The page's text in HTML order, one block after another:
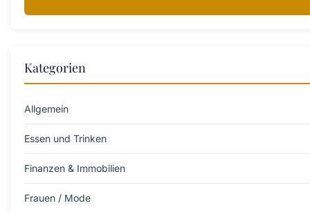
Kategorien
Allgemein
Essen und Trinken
Finanzen & Immobilien
Frauen / Mode